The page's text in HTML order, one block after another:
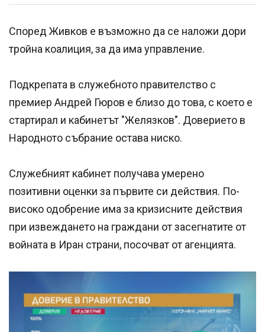
Според Живков е възможно да се наложи дори
тройна коалиция, за да има управление.
Подкрепата в служебното правителство с
премиер Андрей Гюров е близо до това, с което е
стартирал и кабинетът "Желязков". Доверието в
Народното събрание остава ниско.
Служебният кабинет получава умерено
позитивни оценки за първите си действия. По-
високо одобрение има за кризисните действия
при извеждането на граждани от засегнатите от
войната в Иран страни, посочват от агенцията.